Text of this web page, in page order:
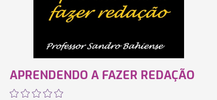
APRENDENDO A FAZER REDAÇÃO